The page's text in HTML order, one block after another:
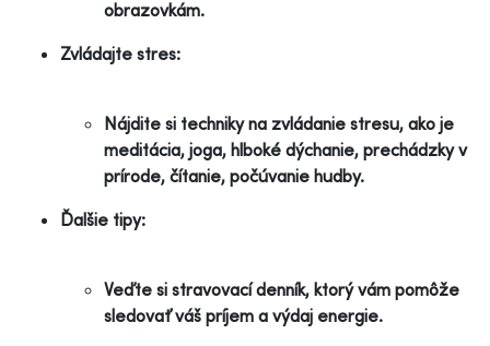
obrazovkám.
Zvládajte stres:
Nájdite si techniky na zvládanie stresu, ako je
meditácia, joga, hlboké dýchanie, prechádzky v
prírode, čítanie, počúvanie hudby.
Ďalšie tipy:
Veďte si stravovací denník, ktorý vám pomôže
sledovať váš príjem a výdaj energie.